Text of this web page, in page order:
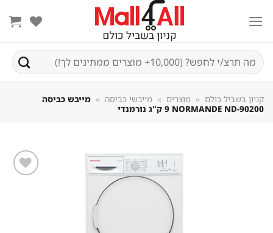
חיפוש
עבור:
קניון בשביל כולם » מוצרים » מייבשי כביסה »
מייבש כביסה
NORMANDE ND-90200 ‏9 ‏ק"ג נורמנדי